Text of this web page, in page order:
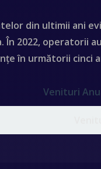
din ultimii ani
În 2022,
în următorii cinci
Venituri